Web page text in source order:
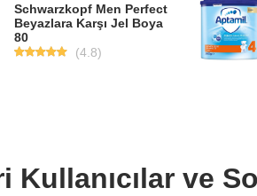
Schwarzkopf Men Perfect
Beyazlara Karşı Jel Boya
80
(4.8)
Kullanıcılar ve